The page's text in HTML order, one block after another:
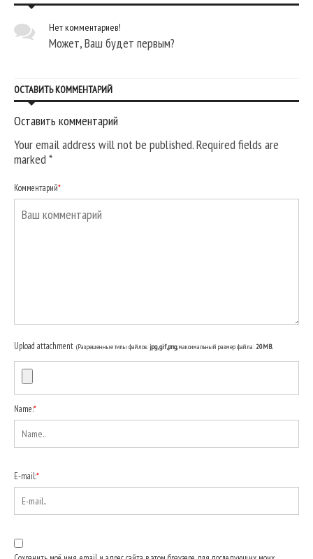
Нет комментариев!
Может, Ваш будет первым?
ОСТАВИТЬ КОММЕНТАРИЙ
Оставить комментарий
Your email address will not be published. Required fields are
marked*
Комментарий*
Upload attachment (Разрешенные типы файлов:jpg, gif, png, максимальный размер файла:20MB.
Name:*
E-mail:*